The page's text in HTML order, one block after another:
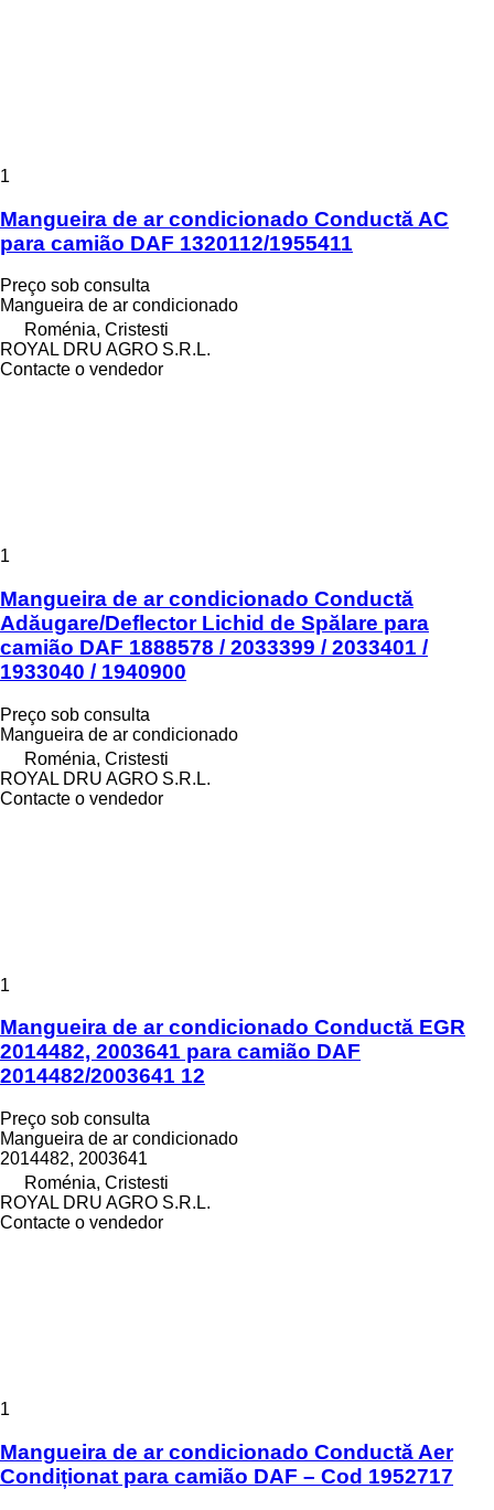
1
Mangueira de ar condicionado Conductă AC
para camião DAF 1320112/1955411
Preço sob consulta
Mangueira de ar condicionado
Roménia, Cristesti
ROYAL DRU AGRO S.R.L.
Contacte o vendedor
1
Mangueira de ar condicionado Conductă
Adăugare/Deflector Lichid de Spălare para
camião DAF 1888578 / 2033399 / 2033401 /
1933040 / 1940900
Preço sob consulta
Mangueira de ar condicionado
Roménia, Cristesti
ROYAL DRU AGRO S.R.L.
Contacte o vendedor
1
Mangueira de ar condicionado Conductă EGR
2014482, 2003641 para camião DAF
2014482/2003641 12
Preço sob consulta
Mangueira de ar condicionado
2014482, 2003641
Roménia, Cristesti
ROYAL DRU AGRO S.R.L.
Contacte o vendedor
1
Mangueira de ar condicionado Conductă Aer
Condiționat para camião DAF – Cod 1952717